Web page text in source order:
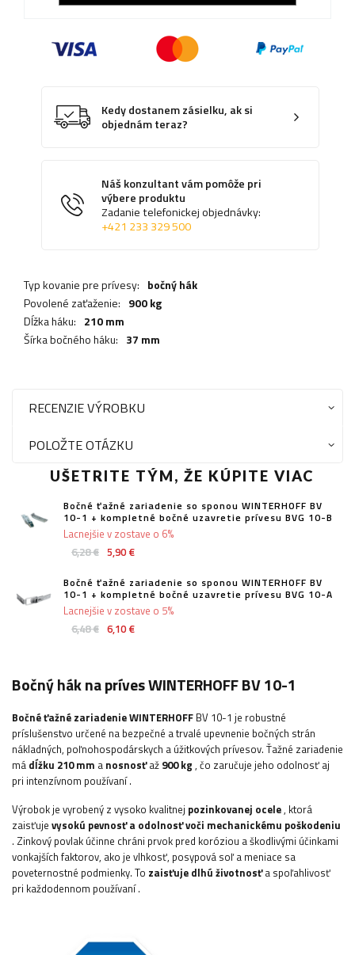
Kedy dostanem zásielku, ak si
objednám teraz?
Náš konzultant vám pomôže pri
výbere produktu
Zadanie telefonickej objednávky:
+421 233 329 500
Typ kovanie pre prívesy: bočný hák
Povolené zaťaženie: 900 kg
Dĺžka háku: 210 mm
Šírka bočného háku: 37 mm
RECENZIE VÝROBKU
POLOŽTE OTÁZKU
UŠETRITE TÝM, ŽE KÚPITE VIAC
Bočné ťažné zariadenie so sponou WINTERHOFF BV
10-1 + kompletné bočné uzavretie prívesu BVG 10-B
6,28 € 5,90 €
Lacnejšie v zostave o 6%
Bočné ťažné zariadenie so sponou WINTERHOFF BV
10-1 + kompletné bočné uzavretie prívesu BVG 10-A
6,48 € 6,10 €
Lacnejšie v zostave o 5%
Bočný hák na príves WINTERHOFF BV 10-1
Bočné ťažné zariadenieWINTERHOFF BV 10-1 je robustné
príslušenstvo určené na bezpečné a trvalé upevnenie bočných strán
nákladných, poľnohospodárskych a úžitkových prívesov. Ťažné zariadenie
má dĺžku 210 mm a nosnosťaž 900 kg , čo zaručuje jeho odolnosť aj
pri intenzívnom používaní.
Výrobok je vyrobený z vysoko kvalitnej pozinkovanej ocele, ktorá
zaisťuje vysokú pevnosť a odolnosť voči mechanickému poškodeniu
. Zinkový povlak účinne chráni prvok pred koróziou a škodlivými účinkami
vonkajších faktorov, ako je vlhkosť, posypová soľ a meniace sa
poveternostné podmienky. To zaisťuje dlhú životnosť a spoľahlivosť
pri každodennom používaní.